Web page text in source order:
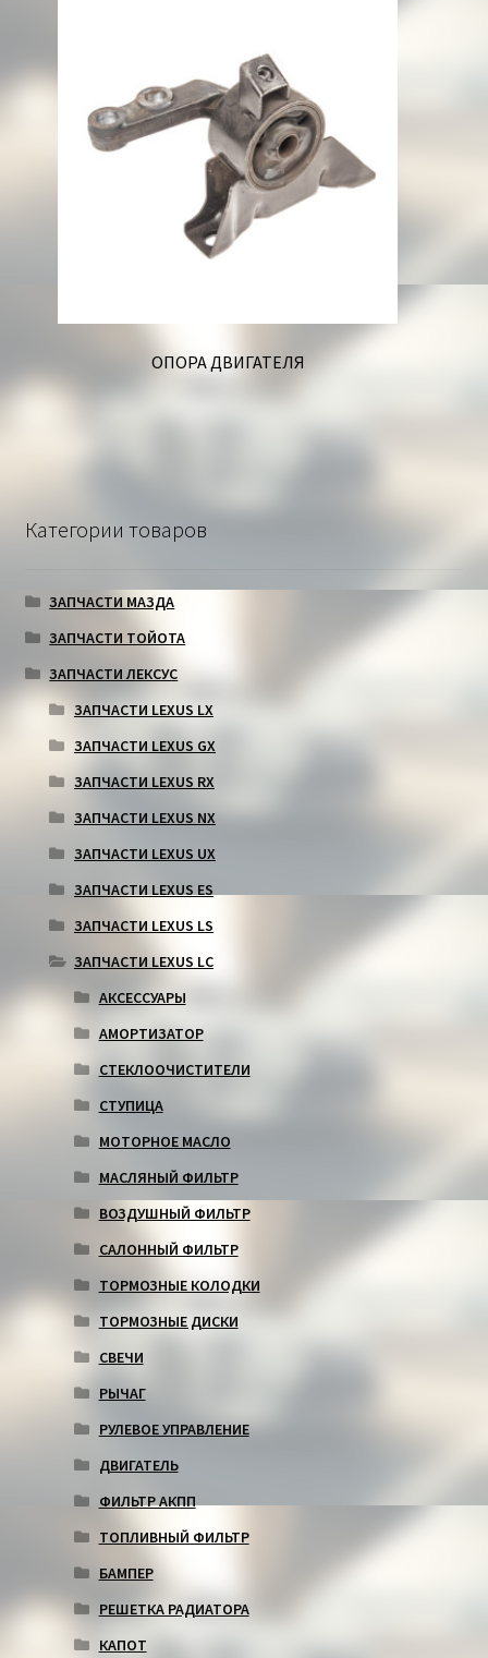
ОПОРА ДВИГАТЕЛЯ
Категории товаров
ЗАПЧАСТИ МАЗДА
ЗАПЧАСТИ ТОЙОТА
ЗАПЧАСТИ ЛЕКСУС
ЗАПЧАСТИ LEXUS LX
ЗАПЧАСТИ LEXUS GX
ЗАПЧАСТИ LEXUS RX
ЗАПЧАСТИ LEXUS NX
ЗАПЧАСТИ LEXUS UX
ЗАПЧАСТИ LEXUS ES
ЗАПЧАСТИ LEXUS LS
ЗАПЧАСТИ LEXUS LC
АКСЕССУАРЫ
АМОРТИЗАТОР
СТЕКЛООЧИСТИТЕЛИ
СТУПИЦА
МОТОРНОЕ МАСЛО
МАСЛЯНЫЙ ФИЛЬТР
ВОЗДУШНЫЙ ФИЛЬТР
САЛОННЫЙ ФИЛЬТР
ТОРМОЗНЫЕ КОЛОДКИ
ТОРМОЗНЫЕ ДИСКИ
СВЕЧИ
РЫЧАГ
РУЛЕВОЕ УПРАВЛЕНИЕ
ДВИГАТЕЛЬ
ФИЛЬТР АКПП
ТОПЛИВНЫЙ ФИЛЬТР
БАМПЕР
РЕШЕТКА РАДИАТОРА
КАПОТ